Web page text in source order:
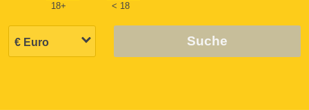
18+ < 18
Suche